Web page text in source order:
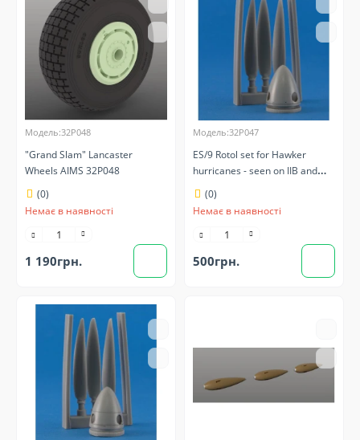
Модель:32P048
"Grand Slam" Lancaster
Wheels AIMS 32P048
(0)
Немає в наявності
1 190грн.
Модель:32P047
ES/9 Rotol set for Hawker
hurricanes - seen on IIB and
some IIc's and some PR AIMS
32P047
(0)
Немає в наявності
500грн.